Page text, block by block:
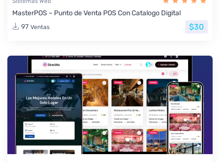
MasterPOS – Punto de Venta POS Con Catalogo Digital
97 Ventas $30